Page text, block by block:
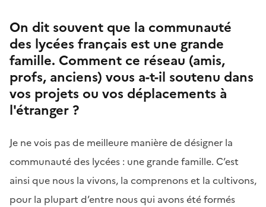
On dit souvent que la communauté
des lycées français est une grande
famille. Comment ce réseau (amis,
profs, anciens) vous a-t-il soutenu dans
vos projets ou vos déplacements à
l'étranger ?
Je ne vois pas de meilleure manière de désigner la
communauté des lycées : une grande famille. C’est
ainsi que nous la vivons, la comprenons et la cultivons,
pour la plupart d’entre nous qui avons été formés